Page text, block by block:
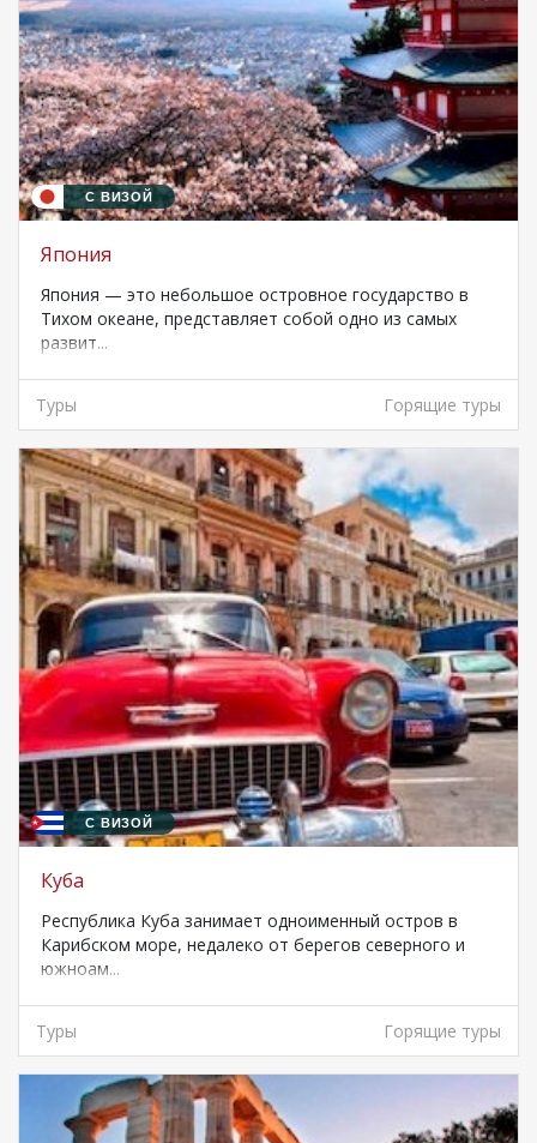
С ВИЗОЙ
Япония
Япония — это небольшое островное государство в
Тихом океане, представляет собой одно из самых
развит...
Туры Горящие туры
С ВИЗОЙ
Куба
Республика Куба занимает одноименный остров в
Карибском море, недалеко от берегов северного и
южноам...
Туры Горящие туры